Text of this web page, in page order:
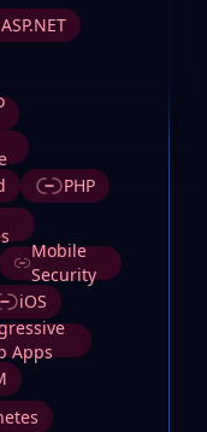
ASP.NET
PHP
Mobile
Security
iOS
Apps